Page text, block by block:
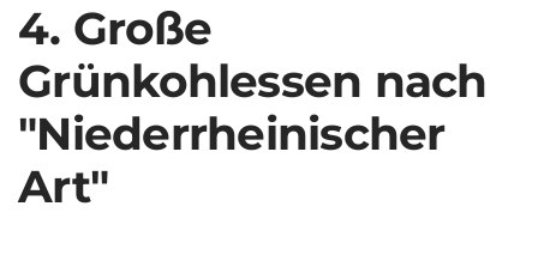
4. Große
Grünkohlessen nach
"Niederrheinischer
Art"